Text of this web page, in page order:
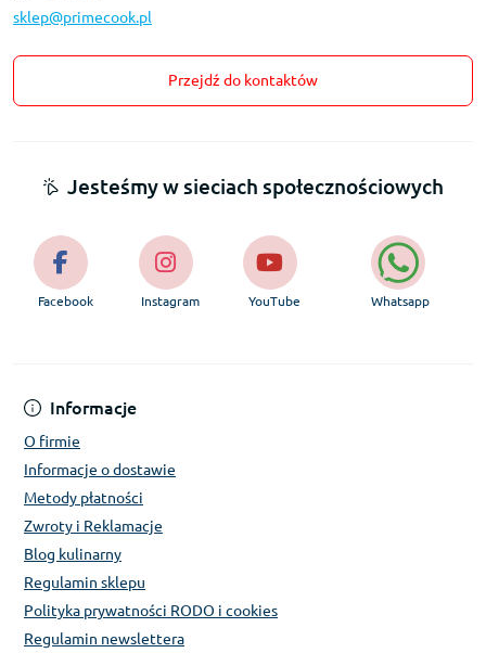
sklep@primecook.pl
Przejdź do kontaktów
Informacje
O firmie
Informacje o dostawie
Metody płatności
Zwroty i Reklamacje
Blog kulinarny
Regulamin sklepu
Polityka prywatności RODO i cookies
Regulamin newslettera
Jesteśmy w sieciach społecznościowych
Facebook Instagram YouTube Whatsapp